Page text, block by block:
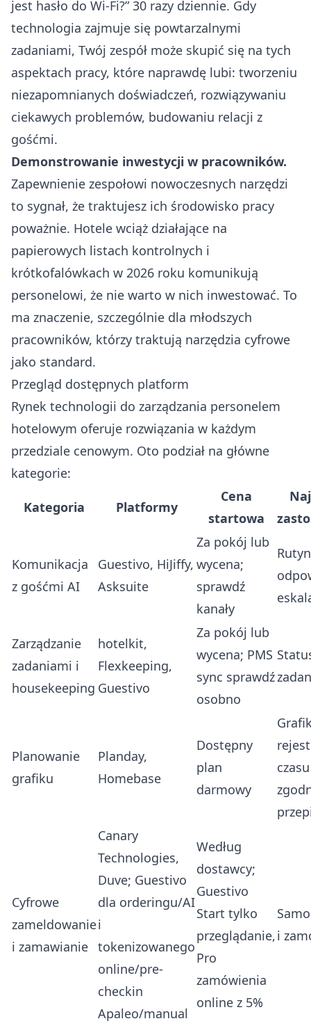
jest hasło do Wi-Fi?” 30 razy dziennie. Gdy
technologia zajmuje się powtarzalnymi
zadaniami, Twój zespół może skupić się na tych
aspektach pracy, które naprawdę lubi: tworzeniu
niezapomnianych doświadczeń, rozwiązywaniu
ciekawych problemów, budowaniu relacji z
gośćmi.
Demonstrowanie inwestycji w pracowników.
Zapewnienie zespołowi nowoczesnych narzędzi
to sygnał, że traktujesz ich środowisko pracy
poważnie. Hotele wciąż działające na
papierowych listach kontrolnych i
krótkofalówkach w 2026 roku komunikują
personelowi, że nie warto w nich inwestować. To
ma znaczenie, szczególnie dla młodszych
pracowników, którzy traktują narzędzia cyfrowe
jako standard.
Przegląd dostępnych platform
Rynek technologii do zarządzania personelem
hotelowym oferuje rozwiązania w każdym
przedziale cenowym. Oto podział na główne
kategorie:
Kategoria Platformy
Cena
startowa
Komunikacja
z gośćmi AI
Guestivo, HiJiffy,
Asksuite
Za pokój lub
wycena;
sprawdź
kanały
Zarządzanie
zadaniami i
housekeeping
hotelkit,
Flexkeeping,
Guestivo
Za pokój lub
wycena; PMS
sync sprawdź
osobno
Planowanie
grafiku
Planday,
Homebase
Dostępny
plan
darmowy
Cyfrowe
zameldowanie
i zamawianie
Canary
Technologies,
Duve; Guestivo
dla orderingu/AI
i
tokenizowanego
online/pre-
checkin
Apaleo/manual
Według
dostawcy;
Guestivo
Start tylko
przeglądanie,
Pro
zamówienia
online z 5%
i